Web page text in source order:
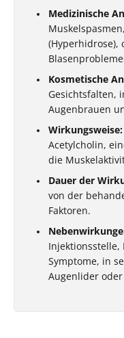
Medizinische
(Hyperhidrose),
Kosmetische
Gesichtsfalten,
Augenbrauen
Wirkungsweise:
Acetylcholin,
die
Dauer der
von der
Faktoren.
Injektionsstelle,
Symptome, in
Augenlider